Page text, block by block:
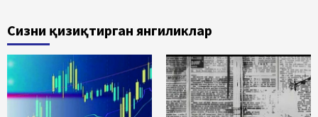
Сизни қизиқтирган янгиликлар